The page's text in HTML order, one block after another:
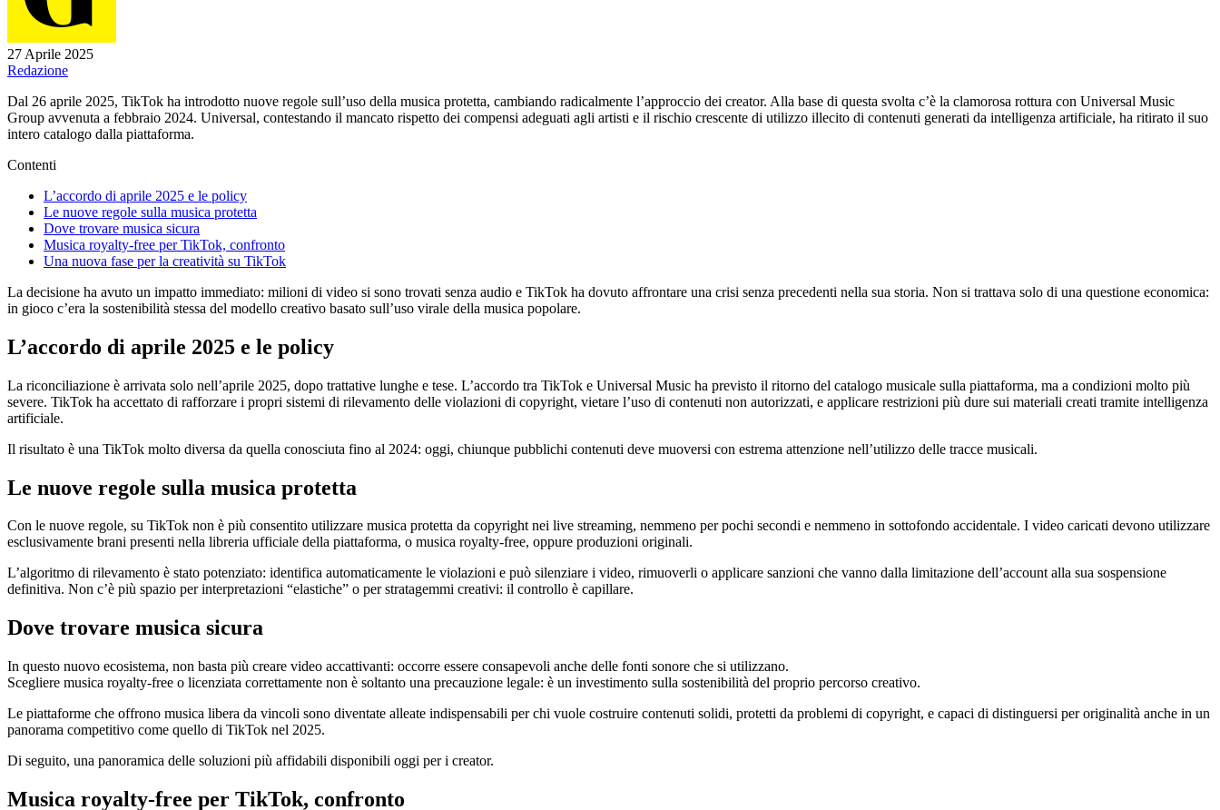
27 Aprile 2025
Redazione
Dal 26 aprile 2025, TikTok ha introdotto nuove regole sull’uso della musica protetta, cambiando radicalmente l’approccio dei creator. Alla base di questa svolta c’è la clamorosa rottura con Universal Music
Group avvenuta a febbraio 2024. Universal, contestando il mancato rispetto dei compensi adeguati agli artisti e il rischio crescente di utilizzo illecito di contenuti generati da intelligenza artificiale, ha ritirato il suo
intero catalogo dalla piattaforma.
Contenti
L’accordo di aprile 2025 e le policy
Le nuove regole sulla musica protetta
Dove trovare musica sicura
Musica royalty-free per TikTok, confronto
Una nuova fase per la creatività su TikTok
La decisione ha avuto un impatto immediato: milioni di video si sono trovati senza audio e TikTok ha dovuto affrontare una crisi senza precedenti nella sua storia. Non si trattava solo di una questione economica:
in gioco c’era la sostenibilità stessa del modello creativo basato sull’uso virale della musica popolare.
L’accordo di aprile 2025 e le policy
La riconciliazione è arrivata solo nell’aprile 2025, dopo trattative lunghe e tese. L’accordo tra TikTok e Universal Music ha previsto il ritorno del catalogo musicale sulla piattaforma, ma a condizioni molto più
severe. TikTok ha accettato di rafforzare i propri sistemi di rilevamento delle violazioni di copyright, vietare l’uso di contenuti non autorizzati, e applicare restrizioni più dure sui materiali creati tramite intelligenza
artificiale.
Il risultato è una TikTok molto diversa da quella conosciuta fino al 2024: oggi, chiunque pubblichi contenuti deve muoversi con estrema attenzione nell’utilizzo delle tracce musicali.
Le nuove regole sulla musica protetta
Con le nuove regole, su TikTok non è più consentito utilizzare musica protetta da copyright nei live streaming, nemmeno per pochi secondi e nemmeno in sottofondo accidentale. I video caricati devono utilizzare
esclusivamente brani presenti nella libreria ufficiale della piattaforma, o musica royalty-free, oppure produzioni originali.
L’algoritmo di rilevamento è stato potenziato: identifica automaticamente le violazioni e può silenziare i video, rimuoverli o applicare sanzioni che vanno dalla limitazione dell’account alla sua sospensione
definitiva. Non c’è più spazio per interpretazioni “elastiche” o per stratagemmi creativi: il controllo è capillare.
Dove trovare musica sicura
In questo nuovo ecosistema, non basta più creare video accattivanti: occorre essere consapevoli anche delle fonti sonore che si utilizzano.
Scegliere musica royalty-free o licenziata correttamente non è soltanto una precauzione legale: è un investimento sulla sostenibilità del proprio percorso creativo.
Le piattaforme che offrono musica libera da vincoli sono diventate alleate indispensabili per chi vuole costruire contenuti solidi, protetti da problemi di copyright, e capaci di distinguersi per originalità anche in un
panorama competitivo come quello di TikTok nel 2025.
Di seguito, una panoramica delle soluzioni più affidabili disponibili oggi per i creator.
Musica royalty-free per TikTok, confronto